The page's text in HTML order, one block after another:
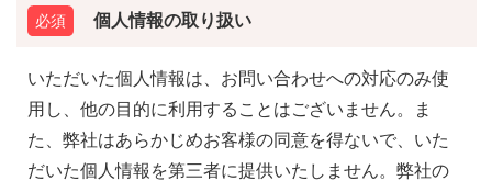
個人情報の取り扱い
いただいた個人情報は、お問い合わせへの対応のみ使
用し、他の目的に利用することはございません。ま
た、弊社はあらかじめお客様の同意を得ないで、いた
だいた個人情報を第三者に提供いたしません。弊社の